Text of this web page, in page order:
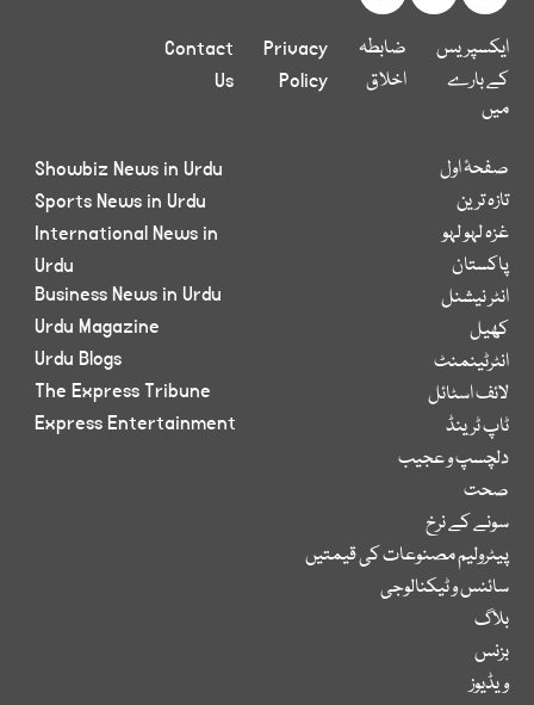
ایکسپریس
کے بارے
میں
ضابطہ
اخلاق
Privacy
Policy
Contact
Us
صفحۂ اول
تازہ ترین
غزہ لہو لہو
پاکستان
انٹر نیشنل
کھیل
انٹرٹینمنٹ
لائف اسٹائل
ٹاپ ٹرینڈ
دلچسپ و عجیب
صحت
سونے کے نرخ
پیٹرولیم مصنوعات کی قیمتیں
سائنس و ٹیکنالوجی
بلاگ
بزنس
ویڈیوز
Showbiz News in Urdu
Sports News in Urdu
International News in
Urdu
Business News in Urdu
Urdu Magazine
Urdu Blogs
The Express Tribune
Express Entertainment